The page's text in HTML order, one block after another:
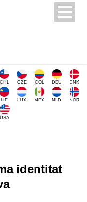
CHL CZE COL DEU DNK
LIE LUX MEX NLD NOR
USA
identitat